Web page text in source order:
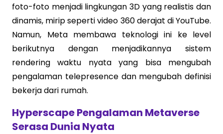
foto-foto menjadi lingkungan 3D yang realistis dan
dinamis, mirip seperti video 360 derajat di YouTube.
Namun, Meta membawa teknologi ini ke level
berikutnya dengan menjadikannya sistem
rendering waktu nyata yang bisa mengubah
pengalaman telepresence dan mengubah definisi
bekerja dari rumah.
Hyperscape Pengalaman Metaverse
Serasa Dunia Nyata